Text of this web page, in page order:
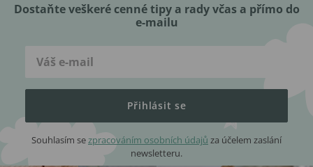
Dostaňte veškeré cenné tipy a rady včas a přímo do
e-mailu
Přihlásit se
Souhlasím sezpracováním osobních údajů za účelem zaslání
newsletteru.